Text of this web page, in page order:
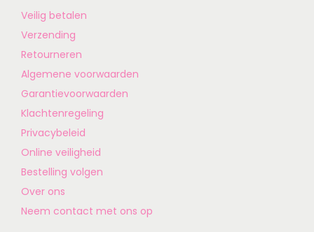
Veilig betalen
Verzending
Retourneren
Algemene voorwaarden
Garantievoorwaarden
Klachtenregeling
Privacybeleid
Online veiligheid
Bestelling volgen
Over ons
Neem contact met ons op